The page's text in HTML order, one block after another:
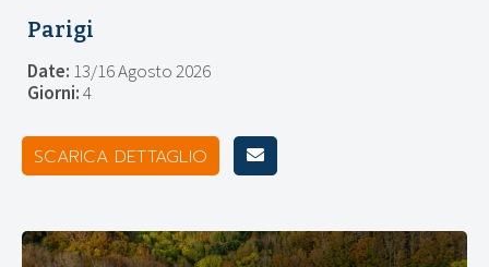
Parigi
Date: 13/16 Agosto 2026
Giorni:4
SCARICA DETTAGLIO